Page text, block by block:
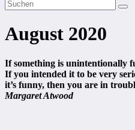
August 2020
If something is unintentionally
If you intended it to be very
it’s funny, then you are in
Margaret Atwood